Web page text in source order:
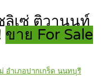
เซ่ ติวานนท์
ขาย For Sale
อำเภอปากเกร็ด นนทบุรี